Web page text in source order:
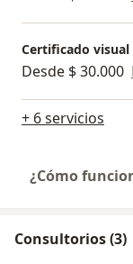
Certificado
Desde $ 30.000
+ 6 servicios
¿Cómo
Consultorios (3)